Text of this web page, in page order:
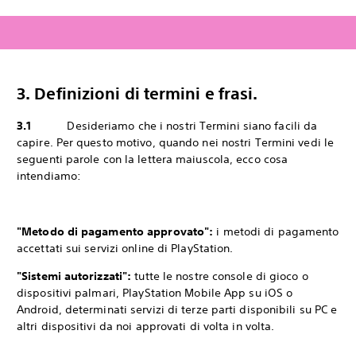
3. Definizioni di termini e frasi.
3.1 Desideriamo che i nostri Termini siano facili da
capire. Per questo motivo, quando nei nostri Termini vedi le
seguenti parole con la lettera maiuscola, ecco cosa
intendiamo:
"Metodo di pagamento approvato": i metodi di pagamento
accettati sui servizi online di PlayStation.
"Sistemi autorizzati": tutte le nostre console di gioco o
dispositivi palmari, PlayStation Mobile App su iOS o
Android, determinati servizi di terze parti disponibili su PC e
altri dispositivi da noi approvati di volta in volta.